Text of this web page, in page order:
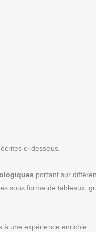
ci-dessous.
portant sur
sous forme de tableaux,
une expérience enrichie.